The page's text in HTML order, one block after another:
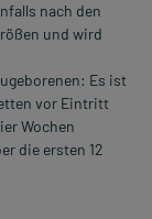
nach den
und wird
Es ist
vor Eintritt
Wochen
die ersten 12